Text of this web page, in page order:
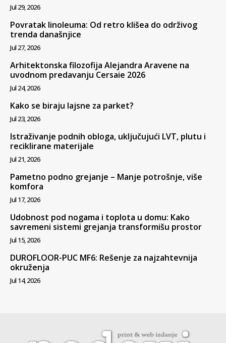
Jul 29, 2026
Povratak linoleuma: Od retro klišea do održivog
trenda današnjice
Jul 27, 2026
Arhitektonska filozofija Alejandra Aravene na
uvodnom predavanju Cersaie 2026
Jul 24, 2026
Kako se biraju lajsne za parket?
Jul 23, 2026
Istraživanje podnih obloga, uključujući LVT, plutu i
reciklirane materijale
Jul 21, 2026
Pametno podno grejanje – Manje potrošnje, više
komfora
Jul 17, 2026
Udobnost pod nogama i toplota u domu: Kako
savremeni sistemi grejanja transformišu prostor
Jul 15, 2026
DUROFLOOR-PUC MF6: Rešenje za najzahtevnija
okruženja
Jul 14, 2026